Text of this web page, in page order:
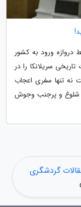
دروازه ورود به کشور
تاریخی سریلانکا را در
نه تنها سفری اعجاب
شلوغ و پرجنب وجوش
گردشگری